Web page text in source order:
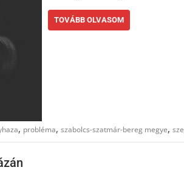
TOVÁBB OLVASOM
, probléma, szabolcs-szatmár-bereg megye,